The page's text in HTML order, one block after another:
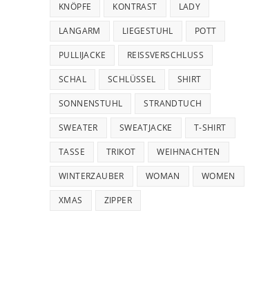
KNÖPFE KONTRAST LADY
LANGARM LIEGESTUHL POTT
PULLIJACKE REISSVERSCHLUSS
SCHAL SCHLÜSSEL SHIRT
SONNENSTUHL STRANDTUCH
SWEATER SWEATJACKE T-SHIRT
TASSE TRIKOT WEIHNACHTEN
WINTERZAUBER WOMAN WOMEN
XMAS ZIPPER